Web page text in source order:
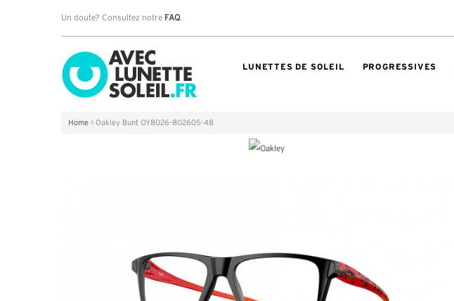
Un doute? Consultez notre FAQ.
LUNETTES DE SOLEIL PROGRESSIVES
Home > Oakley Bunt OY8026-802605-48